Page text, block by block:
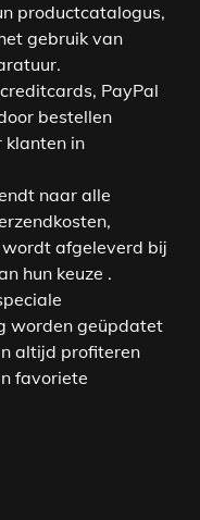
productcatalogus,
gebruik van
PayPal
bestellen
klanten in
naar alle
afgeleverd bij
hun keuze .
worden geüpdatet
altijd profiteren
favoriete